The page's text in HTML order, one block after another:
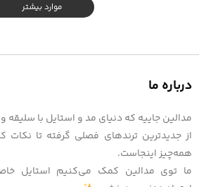
موارد بیشتر
درباره ما
مدالین جاییه که دنیای مد و استایل با سلیقه
از جدیدترین ترندهای فصلی گرفته تا نکات
همه‌چیز اینجاست.
ما توی مدالین کمک می‌کنیم استایل